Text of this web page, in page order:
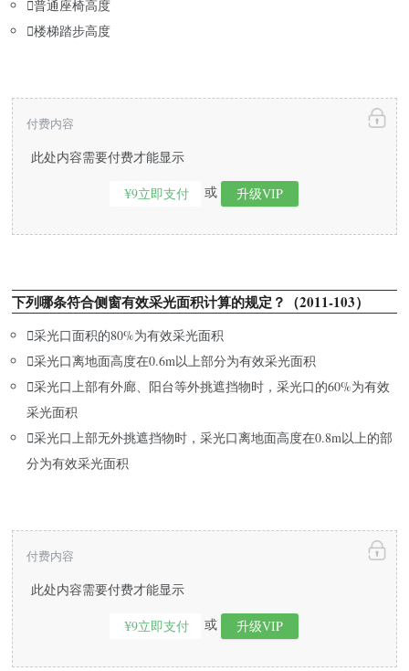
普通座椅高度
楼梯踏步高度
此处内容需要付费才能显示
¥9立即支付 或 升级VIP
付费内容
下列哪条符合侧窗有效采光面积计算的规定？（2011-103）
采光口面积的80%为有效采光面积
采光口离地面高度在0.6m以上部分为有效采光面积
采光口上部有外廊、阳台等外挑遮挡物时，采光口的60%为有效
采光面积
采光口上部无外挑遮挡物时，采光口离地面高度在0.8m以上的部
分为有效采光面积
此处内容需要付费才能显示
¥9立即支付 或 升级VIP
付费内容